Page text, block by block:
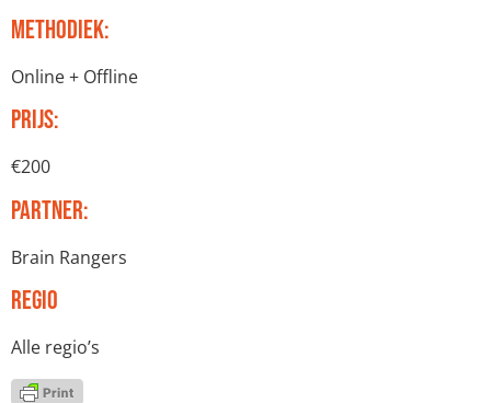
Methodiek:
Online + Offline
Prijs:
€200
Partner:
Brain Rangers
Regio
Alle regio’s